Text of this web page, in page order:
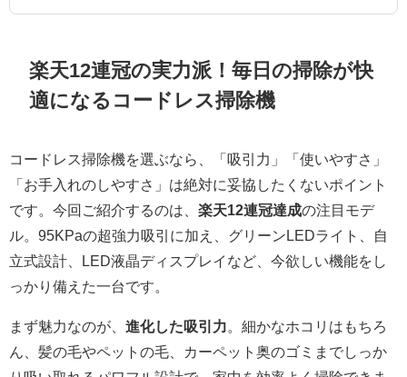
楽天12連冠の実力派！毎日の掃除が快
適になるコードレス掃除機
コードレス掃除機を選ぶなら、「吸引力」「使いやすさ」
「お手入れのしやすさ」は絶対に妥協したくないポイント
です。今回ご紹介するのは、 楽天12連冠達成の注目モデ
ル。95KPaの超強力吸引に加え、グリーンLEDライト、自
立式設計、LED液晶ディスプレイなど、今欲しい機能をし
っかり備えた一台です。
まず魅力なのが、 進化した吸引力 。細かなホコリはもちろ
ん、髪の毛やペットの毛、カーペット奥のゴミまでしっか